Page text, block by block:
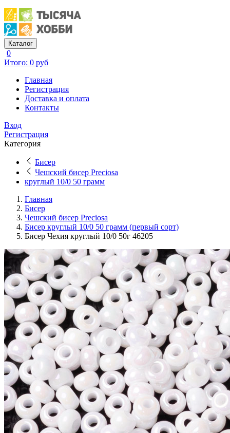
Каталог
0
Итого: 0 руб
Главная
Регистрация
Доставка и оплата
Контакты
Вход
Регистрация
Категория
Бисер
Чешский бисер Preciosa
круглый 10/0 50 грамм
Главная
Бисер
Чешский бисер Preciosa
Бисер круглый 10/0 50 грамм (первый сорт)
Бисер Чехия круглый 10/0 50г 46205